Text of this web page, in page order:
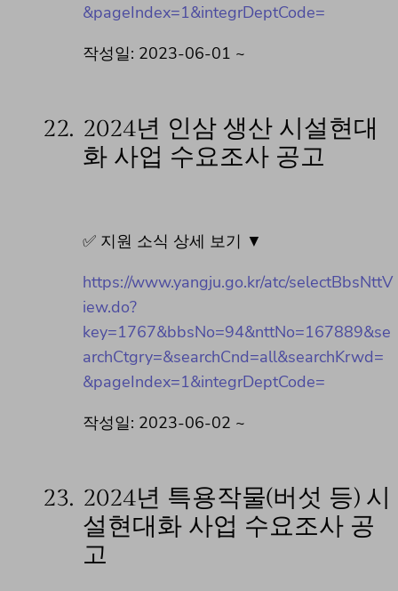
&pageIndex=1&integrDeptCode=
작성일: 2023-06-01 ~
22. 2024년 인삼 생산 시설현대
화 사업 수요조사 공고
✅ 지원 소식 상세 보기 ▼
https://www.yangju.go.kr/atc/selectBbsNttV
iew.do?
key=1767&bbsNo=94&nttNo=167889&se
archCtgry=&searchCnd=all&searchKrwd=
&pageIndex=1&integrDeptCode=
작성일: 2023-06-02 ~
23. 2024년 특용작물(버섯 등) 시
설현대화 사업 수요조사 공
고